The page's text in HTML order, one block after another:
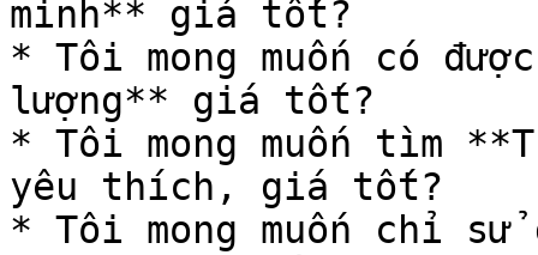
minh** giá tốt?
* Tôi mong muốn có
lượng** giá tốt?
* Tôi mong muốn tìm
yêu thích, giá tốt?
* Tôi mong muốn chỉ